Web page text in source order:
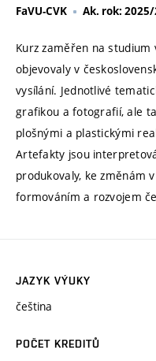
FaVU-CVK Ak. rok:
Kurz zaměřen na studium
objevovaly v
vysílání. Jednotlivé
grafikou a fotografií, ale
plošnými a plastickými
Artefakty jsou
produkovaly, ke změnám
formováním a rozvojem
JAZYK VÝUKY
čeština
POČET KREDITŮ